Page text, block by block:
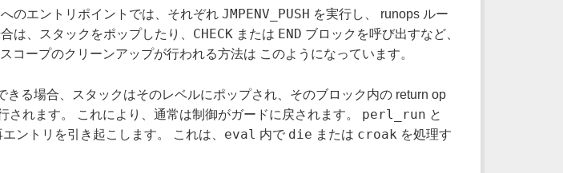
のエントリポイントでは、それぞれ JMPENV_PUSH を実行し、 runops ルー
は、スタックをポップしたり、 CHECK または END ブロックを呼び出すなど、
コープのクリーンアップが行われる方法は このようになっています。
きる場合、スタックはそのレベルにポップされ、そのブロック内の return op
されます。 これにより、通常は制御がガードに戻されます。 perl_run と
ントリを引き起こします。 これは、 eval 内で die または croak を処理す